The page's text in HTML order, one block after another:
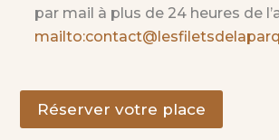
par mail à plus de 24 heures de
Réserver votre place